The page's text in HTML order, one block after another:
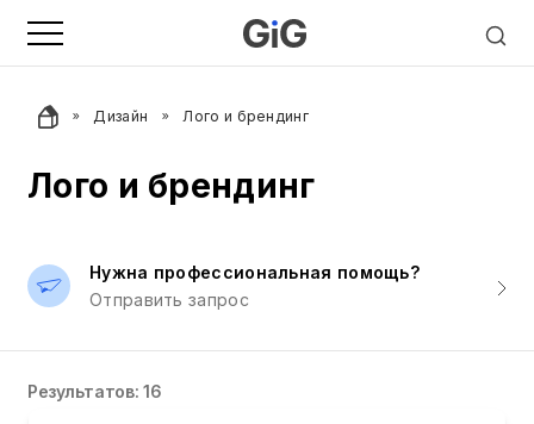
Дизайн Лого и брендинг
Лого и брендинг
Нужна профессиональная помощь?
Отправить запрос
Результатов: 16